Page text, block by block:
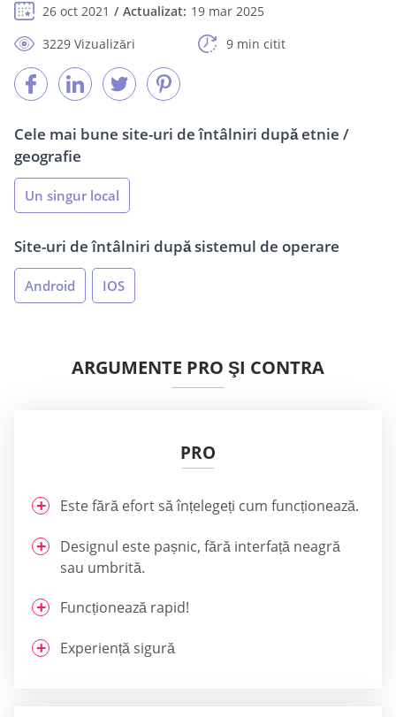
26 oct 2021
Actualizat: 19 mar 2025
3229 Vizualizări
9 min citit
Cele mai bune site-uri de întâlniri după etnie /
geografie
Un singur local
Site-uri de întâlniri după sistemul de operare
Android IOS
ARGUMENTE PRO ŞI CONTRA
PRO
Este fără efort să înțelegeți cum funcționează.
Designul este pașnic, fără interfață neagră
sau umbrită.
Funcționează rapid!
Experiență sigură